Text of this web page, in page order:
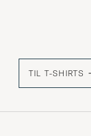
TIL T-SHIRTS